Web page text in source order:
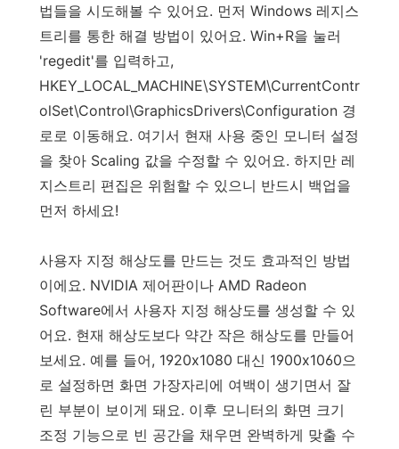
법들을 시도해볼 수 있어요. 먼저 Windows 레지스
트리를 통한 해결 방법이 있어요. Win+R을 눌러
'regedit'를 입력하고,
HKEY_LOCAL_MACHINE\SYSTEM\CurrentContr
olSet\Control\GraphicsDrivers\Configuration 경
로로 이동해요. 여기서 현재 사용 중인 모니터 설정
을 찾아 Scaling 값을 수정할 수 있어요. 하지만 레
지스트리 편집은 위험할 수 있으니 반드시 백업을
먼저 하세요!
사용자 지정 해상도를 만드는 것도 효과적인 방법
이에요. NVIDIA 제어판이나 AMD Radeon
Software에서 사용자 지정 해상도를 생성할 수 있
어요. 현재 해상도보다 약간 작은 해상도를 만들어
보세요. 예를 들어, 1920x1080 대신 1900x1060으
로 설정하면 화면 가장자리에 여백이 생기면서 잘
린 부분이 보이게 돼요. 이후 모니터의 화면 크기
조정 기능으로 빈 공간을 채우면 완벽하게 맞출 수